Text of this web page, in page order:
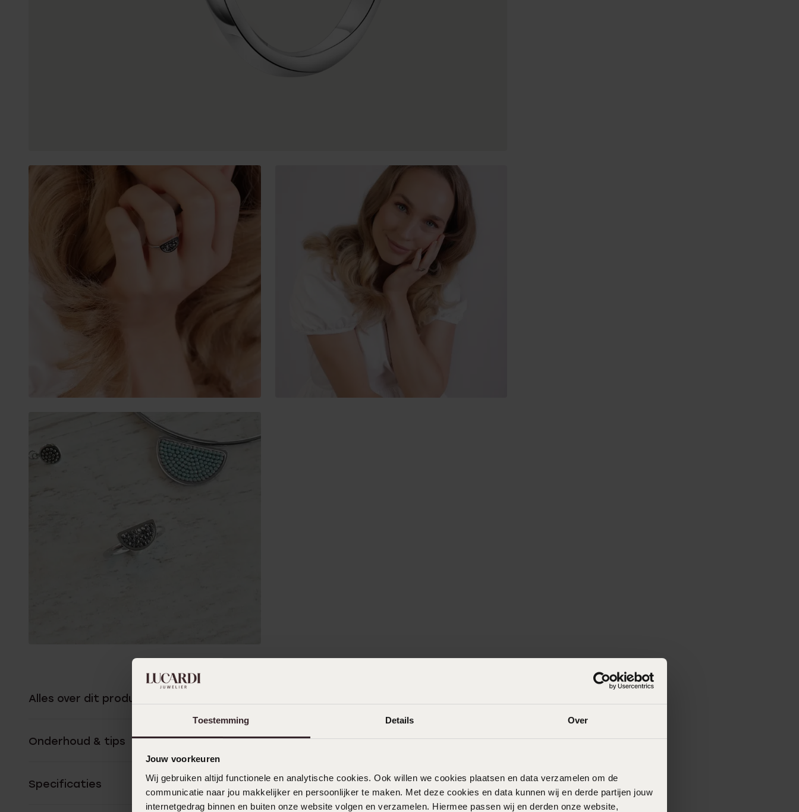
Toestemming Details Over
Jouw voorkeuren
Wij gebruiken altijd functionele en analytische cookies. Ook willen we cookies plaatsen en data verzamelen om de
communicatie naar jou makkelijker en persoonlijker te maken. Met deze cookies en data kunnen wij en derde partijen jouw
internetgedrag binnen en buiten onze website volgen en verzamelen. Hiermee passen wij en derden onze website,
Alles over dit product
Onderhoud & tips
Specificaties